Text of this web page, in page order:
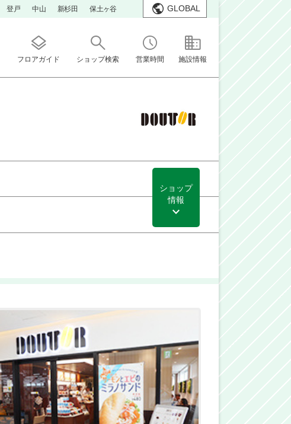
登戸 中山 新杉田 保土ヶ谷 GLOBAL
フロアガイド ショップ検索 営業時間 施設情報
ショップ
情報